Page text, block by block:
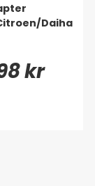
Daiha
kr